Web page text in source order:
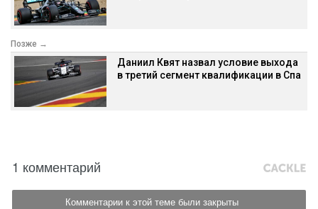
Позже →
Даниил Квят назвал условие выхода
в третий сегмент квалификации в Спа
1 комментарий
Комментарии к этой теме были закрыты